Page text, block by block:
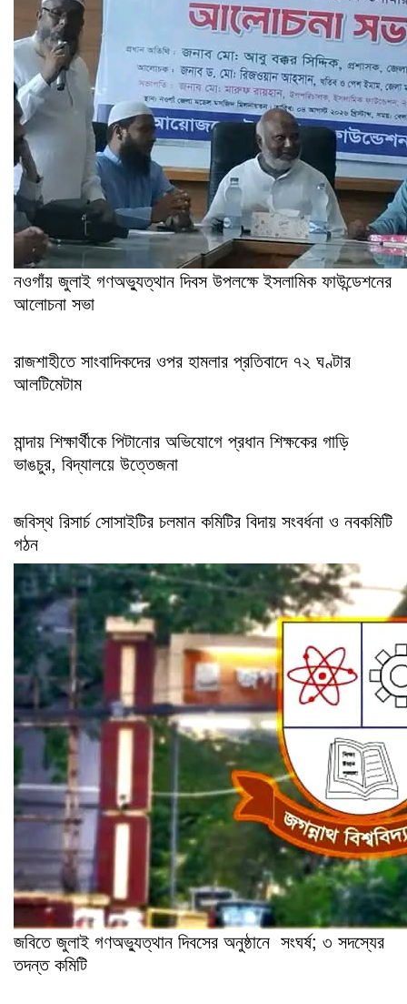
নওগাঁয় জুলাই গণঅভ্যুত্থান দিবস উপলক্ষে ইসলামিক ফাউন্ডেশনের
আলোচনা সভা
রাজশাহীতে সাংবাদিকদের ওপর হামলার প্রতিবাদে ৭২ ঘণ্টার
আলটিমেটাম
মান্দায় শিক্ষার্থীকে পিটানোর অভিযোগে প্রধান শিক্ষকের গাড়ি
ভাঙচুর, বিদ্যালয়ে উত্তেজনা
জবিস্থ রিসার্চ সোসাইটির চলমান কমিটির বিদায় সংবর্ধনা ও নবকমিটি
গঠন
জবিতে জুলাই গণঅভ্যুত্থান দিবসের অনুষ্ঠানে সংঘর্ষ; ৩ সদস্যের
তদন্ত কমিটি